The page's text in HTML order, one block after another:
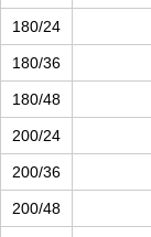
180/24
180/36
180/48
200/24
200/36
200/48